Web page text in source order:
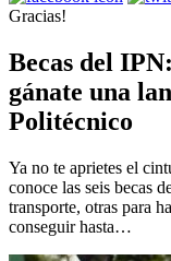
Gracias!
Becas del
gánate una
Politécnico
Ya no te aprietes el
conoce las seis becas
transporte, otras para
conseguir hasta…